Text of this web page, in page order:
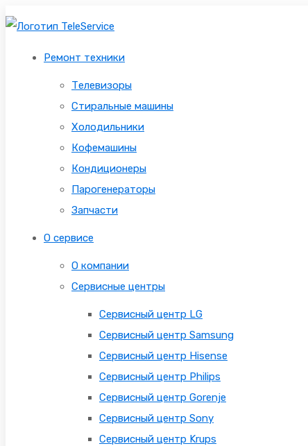
Ремонт техники
Телевизоры
Стиральные машины
Холодильники
Кофемашины
Кондиционеры
Парогенераторы
Запчасти
О сервисе
О компании
Сервисные центры
Сервисный центр LG
Сервисный центр Samsung
Сервисный центр Hisense
Сервисный центр Philips
Сервисный центр Gorenje
Сервисный центр Sony
Сервисный центр Krups